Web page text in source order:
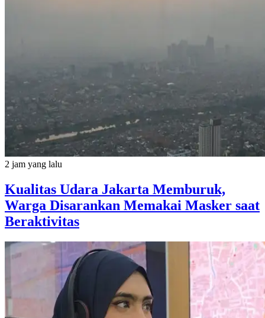
2 jam yang lalu
Kualitas Udara Jakarta Memburuk,
Warga Disarankan Memakai Masker saat
Beraktivitas